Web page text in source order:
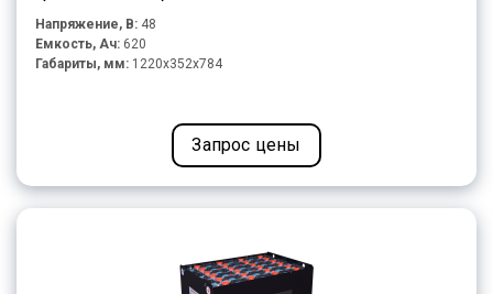
Напряжение, В: 48
Емкость, Ач: 620
Габариты, мм: 1220x352x784
Запрос цены